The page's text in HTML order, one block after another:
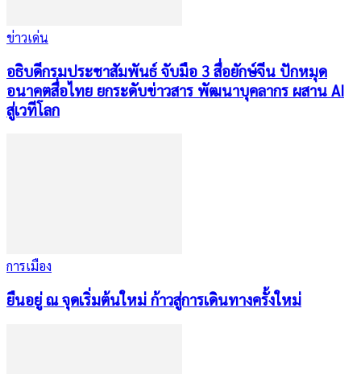
ข่าวเด่น
อธิบดีกรมประชาสัมพันธ์ จับมือ 3 สื่อยักษ์จีน ปักหมุด
อนาคตสื่อไทย ยกระดับข่าวสาร พัฒนาบุคลากร ผสาน AI
สู่เวทีโลก
การเมือง
ยืนอยู่ ณ จุดเริ่มต้นใหม่ ก้าวสู่การเดินทางครั้งใหม่